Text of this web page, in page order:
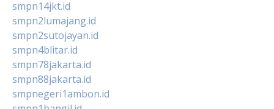
smpn14jkt.id
smpn2lumajang.id
smpn2sutojayan.id
smpn4blitar.id
smpn78jakarta.id
smpn88jakarta.id
smpnegeri1ambon.id